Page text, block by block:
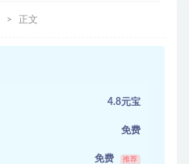
正文
4.8元宝
免费
免费 推荐